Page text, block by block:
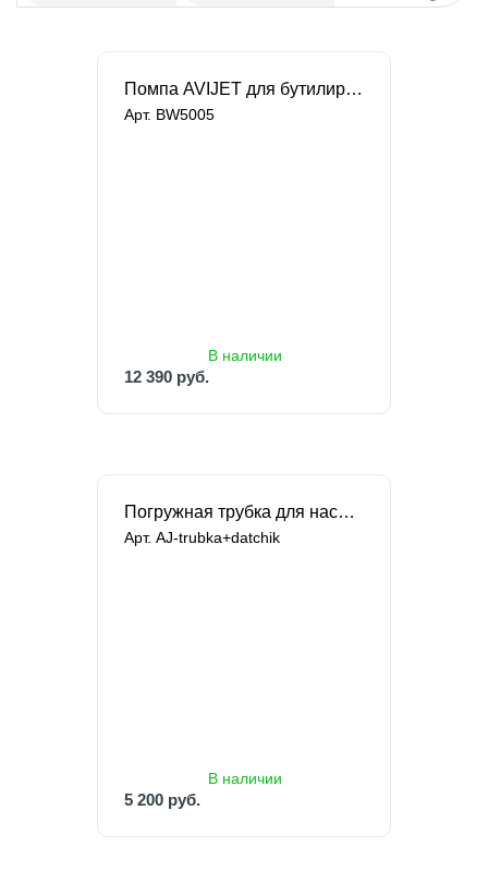
Помпа AVIJET для бутилированной воды
Арт. BW5005
В наличии
12 390 руб.
Погружная трубка для насоса AVIJET
Арт. AJ-trubka+datchik
В наличии
5 200 руб.